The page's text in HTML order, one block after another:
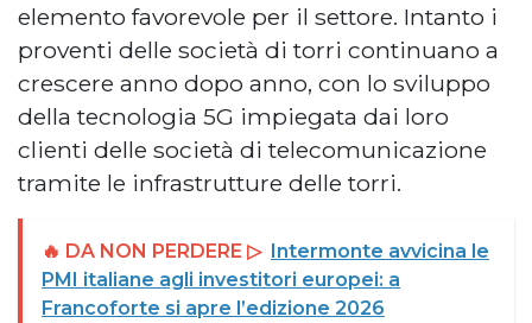
elemento favorevole per il settore. Intanto i
proventi delle società di torri continuano a
crescere anno dopo anno, con lo sviluppo
della tecnologia 5G impiegata dai loro
clienti delle società di telecomunicazione
tramite le infrastrutture delle torri.
🔥 DA NON PERDERE ▷ Intermonte avvicina le
PMI italiane agli investitori europei: a
Francoforte si apre l’edizione 2026